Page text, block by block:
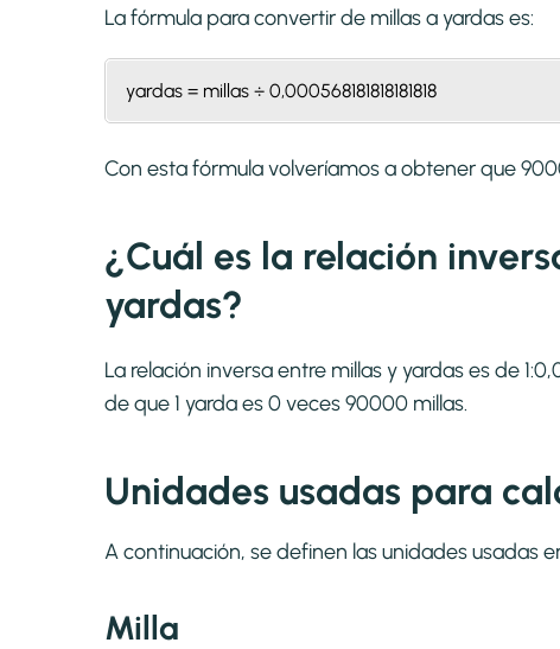
La fórmula para convertir de millas a yardases:
yardas = millas ÷ 0,000568181818181818
Con esta fórmula volveríamos a obtener que
¿Cuál es la relación
yardas?
La relación inversa entre millas y yardas es de
de que 1 yarda es 0 veces 90000 millas.
Unidades usadas para
A continuación, se definen las unidades usadas
Milla